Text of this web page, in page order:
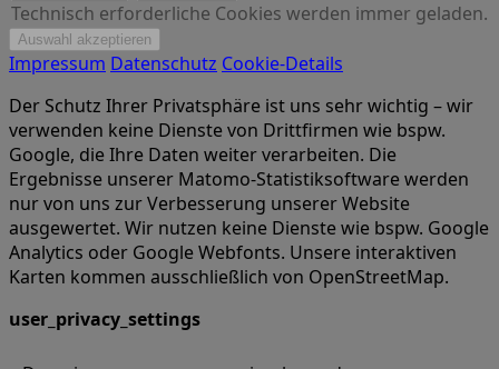
Technisch erforderliche Cookies werden immer geladen.
Impressum Datenschutz Cookie-Details
Der Schutz Ihrer Privatsphäre ist uns sehr wichtig – wir
verwenden keine Dienste von Drittfirmen wie bspw.
Google, die Ihre Daten weiter verarbeiten. Die
Ergebnisse unserer Matomo-Statistiksoftware werden
nur von uns zur Verbesserung unserer Website
ausgewertet. Wir nutzen keine Dienste wie bspw. Google
Analytics oder Google Webfonts. Unsere interaktiven
Karten kommen ausschließlich von OpenStreetMap.
user_privacy_settings